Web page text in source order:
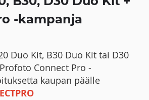
-kampanja
Duo Kit, B30 Duo Kit tai D30
Connect Pro -
kaupan päälle